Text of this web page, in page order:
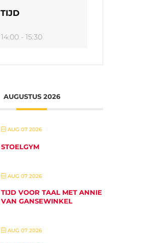
TIJD
14:00 - 15:30
AUGUSTUS 2026
AUG 07 2026
STOELGYM
AUG 07 2026
TIJD VOOR TAAL MET ANNIE
VAN GANSEWINKEL
AUG 07 2026